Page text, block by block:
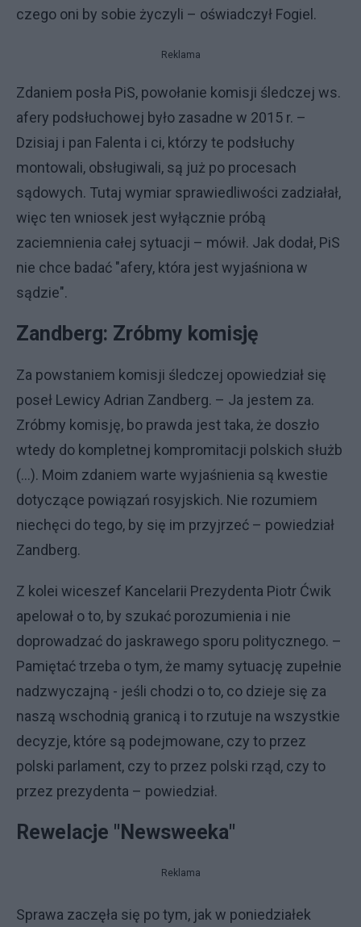
czego oni by sobie życzyli – oświadczył Fogiel.
Reklama
Zdaniem posła PiS, powołanie komisji śledczej ws.
afery podsłuchowej było zasadne w 2015 r. –
Dzisiaj i pan Falenta i ci, którzy te podsłuchy
montowali, obsługiwali, są już po procesach
sądowych. Tutaj wymiar sprawiedliwości zadziałał,
więc ten wniosek jest wyłącznie próbą
zaciemnienia całej sytuacji – mówił. Jak dodał, PiS
nie chce badać "afery, która jest wyjaśniona w
sądzie".
Zandberg: Zróbmy komisję
Za powstaniem komisji śledczej opowiedział się
poseł Lewicy Adrian Zandberg. – Ja jestem za.
Zróbmy komisję, bo prawda jest taka, że doszło
wtedy do kompletnej kompromitacji polskich służb
(...). Moim zdaniem warte wyjaśnienia są kwestie
dotyczące powiązań rosyjskich. Nie rozumiem
niechęci do tego, by się im przyjrzeć – powiedział
Zandberg.
Z kolei wiceszef Kancelarii Prezydenta Piotr Ćwik
apelował o to, by szukać porozumienia i nie
doprowadzać do jaskrawego sporu politycznego. –
Pamiętać trzeba o tym, że mamy sytuację zupełnie
nadzwyczajną - jeśli chodzi o to, co dzieje się za
naszą wschodnią granicą i to rzutuje na wszystkie
decyzje, które są podejmowane, czy to przez
polski parlament, czy to przez polski rząd, czy to
przez prezydenta – powiedział.
Rewelacje "Newsweeka"
Reklama
Sprawa zaczęła się po tym, jak w poniedziałek